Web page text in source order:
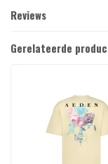
Reviews
Gerelateerde